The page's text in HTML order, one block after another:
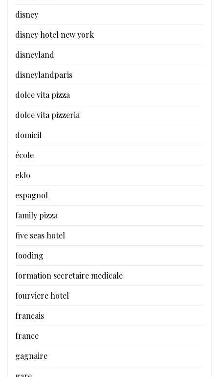
disney
disney hotel new york
disneyland
disneylandparis
dolce vita pizza
dolce vita pizzeria
domicil
école
eklo
espagnol
family pizza
five seas hotel
fooding
formation secretaire medicale
fourviere hotel
francais
france
gagnaire